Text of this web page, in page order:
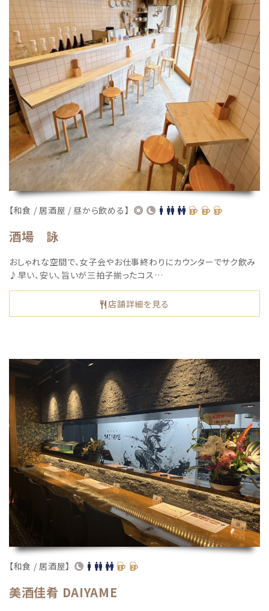
【和食 / 居酒屋 / 昼から飲める】
酒場 詠
おしゃれな空間で、女子会やお仕事終わりにカウンターでサク飲み
♪早い、安い、旨いが三拍子揃ったコス…
店舗詳細を見る
【和食 / 居酒屋】
美酒佳肴 DAIYAME